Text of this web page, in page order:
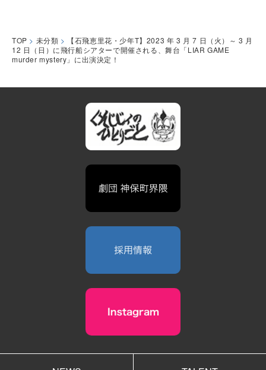
TOP > 未分類 >
【石飛恵里花・少年T】2023 年 3 月 7 日（火）～ 3 月
12 日（日）に飛行船シアターで開催される、舞台「LIAR GAME
murder mystery」に出演決定！